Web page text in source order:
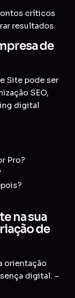
críticos
resultados.
de
Site pode ser
SEO,
digital
Pro?
na sua
de
orientação
digital. –